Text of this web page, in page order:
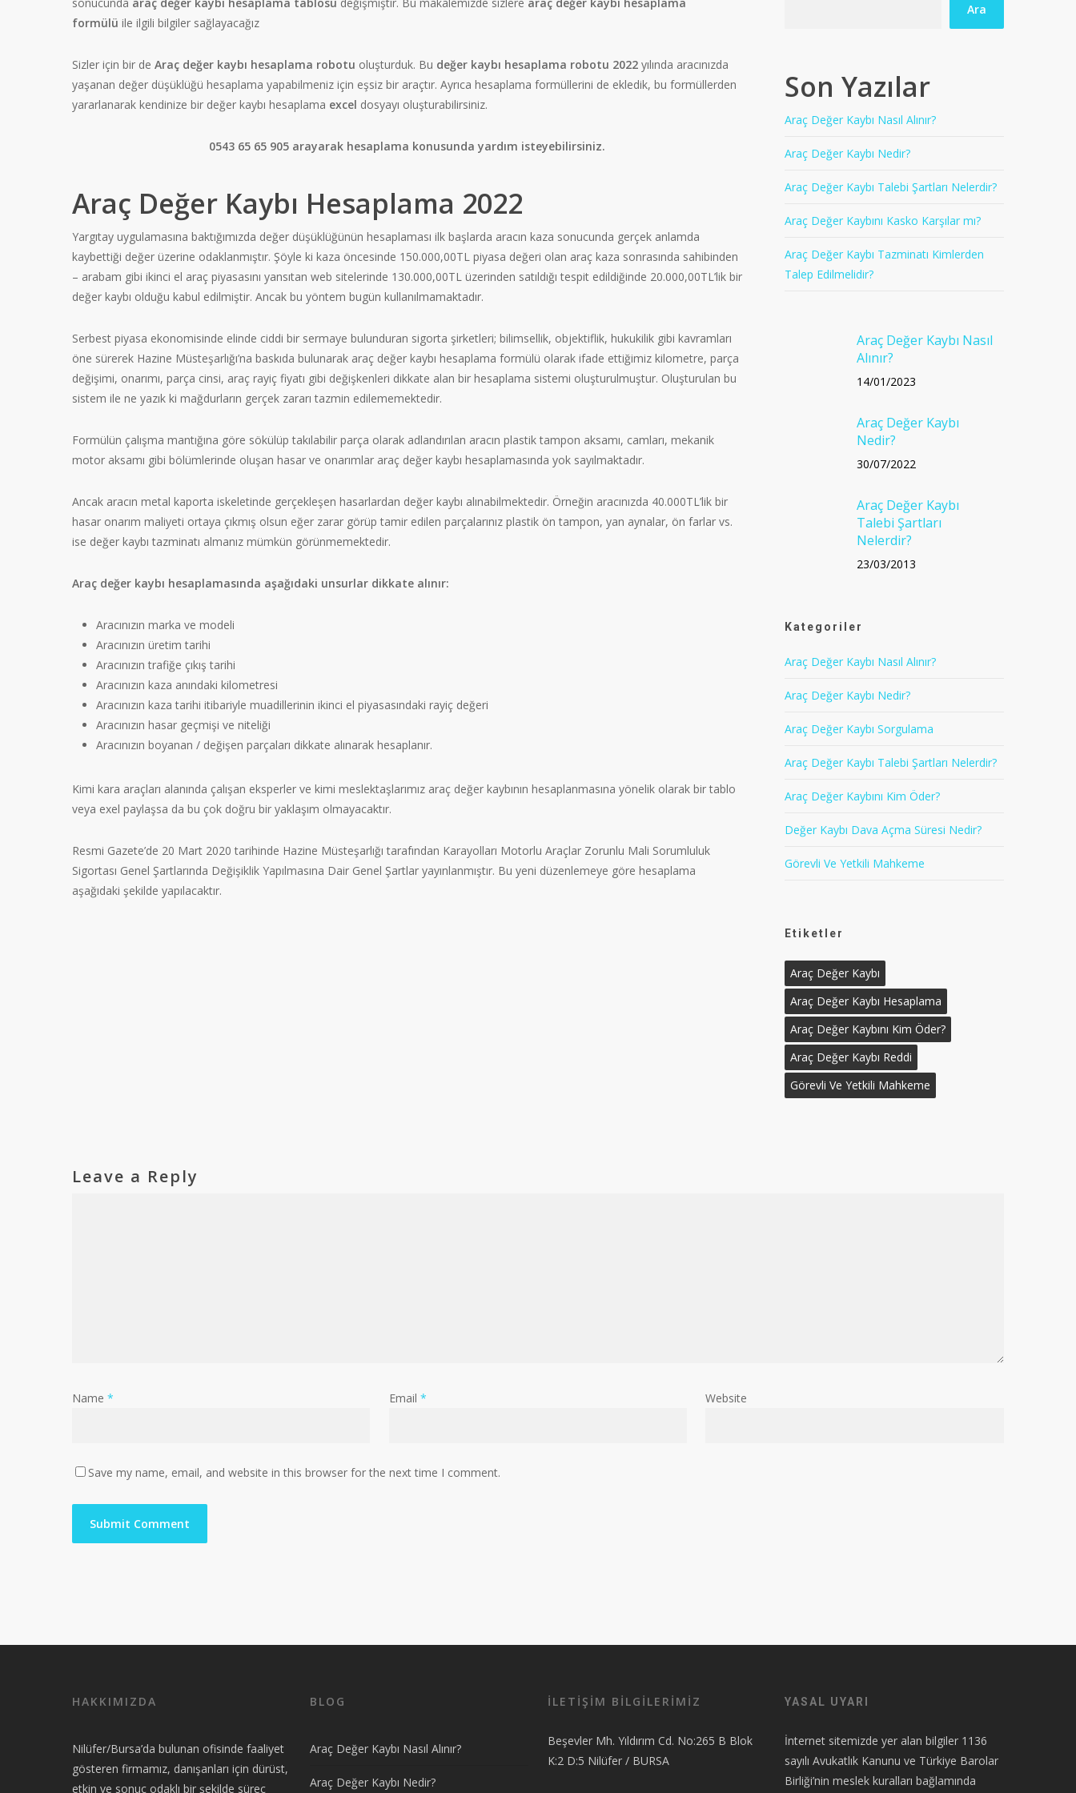
formülü ile ilgili bilgiler sağlayacağız
Sizler için bir de Araç değer kaybı hesaplama robotu oluşturduk. Bu değer kaybı hesaplama robotu 2022 yılında aracınızda
yaşanan değer düşüklüğü hesaplama yapabilmeniz için eşsiz bir araçtır. Ayrıca hesaplama formüllerini de ekledik, bu formüllerden
yararlanarak kendinize bir değer kaybı hesaplama excel dosyayı oluşturabilirsiniz.
0543 65 65 905 arayarak hesaplama konusunda yardım isteyebilirsiniz.
Araç Değer Kaybı Hesaplama 2022
Yargıtay uygulamasına baktığımızda değer düşüklüğünün hesaplaması ilk başlarda aracın kaza sonucunda gerçek anlamda
kaybettiği değer üzerine odaklanmıştır. Şöyle ki kaza öncesinde 150.000,00TL piyasa değeri olan araç kaza sonrasında sahibinden
– arabam gibi ikinci el araç piyasasını yansıtan web sitelerinde 130.000,00TL üzerinden satıldığı tespit edildiğinde 20.000,00TL’lik bir
değer kaybı olduğu kabul edilmiştir. Ancak bu yöntem bugün kullanılmamaktadır.
Serbest piyasa ekonomisinde elinde ciddi bir sermaye bulunduran sigorta şirketleri; bilimsellik, objektiflik, hukukilik gibi kavramları
öne sürerek Hazine Müsteşarlığı’na baskıda bulunarak araç değer kaybı hesaplama formülü olarak ifade ettiğimiz kilometre, parça
değişimi, onarımı, parça cinsi, araç rayiç fiyatı gibi değişkenleri dikkate alan bir hesaplama sistemi oluşturulmuştur. Oluşturulan bu
sistem ile ne yazık ki mağdurların gerçek zararı tazmin edilememektedir.
Formülün çalışma mantığına göre sökülüp takılabilir parça olarak adlandırılan aracın plastik tampon aksamı, camları, mekanik
motor aksamı gibi bölümlerinde oluşan hasar ve onarımlar araç değer kaybı hesaplamasında yok sayılmaktadır.
Ancak aracın metal kaporta iskeletinde gerçekleşen hasarlardan değer kaybı alınabilmektedir. Örneğin aracınızda 40.000TL’lik bir
hasar onarım maliyeti ortaya çıkmış olsun eğer zarar görüp tamir edilen parçalarınız plastik ön tampon, yan aynalar, ön farlar vs.
ise değer kaybı tazminatı almanız mümkün görünmemektedir.
Araç değer kaybı hesaplamasında aşağıdaki unsurlar dikkate alınır:
Aracınızın marka ve modeli
Aracınızın üretim tarihi
Aracınızın trafiğe çıkış tarihi
Aracınızın kaza anındaki kilometresi
Aracınızın kaza tarihi itibariyle muadillerinin ikinci el piyasasındaki rayiç değeri
Aracınızın hasar geçmişi ve niteliği
Aracınızın boyanan / değişen parçaları dikkate alınarak hesaplanır.
Kimi kara araçları alanında çalışan eksperler ve kimi meslektaşlarımız araç değer kaybının hesaplanmasına yönelik olarak bir tablo
veya exel paylaşsa da bu çok doğru bir yaklaşım olmayacaktır.
Resmi Gazete’de 20 Mart 2020 tarihinde Hazine Müsteşarlığı tarafından Karayolları Motorlu Araçlar Zorunlu Mali Sorumluluk
Sigortası Genel Şartlarında Değişiklik Yapılmasına Dair Genel Şartlar yayınlanmıştır. Bu yeni düzenlemeye göre hesaplama
aşağıdaki şekilde yapılacaktır.
Ara
Son Yazılar
Araç Değer Kaybı Nasıl Alınır?
Araç Değer Kaybı Nedir?
Araç Değer Kaybı Talebi Şartları Nelerdir?
Araç Değer Kaybını Kasko Karşılar mı?
Araç Değer Kaybı Tazminatı Kimlerden
Talep Edilmelidir?
Araç Değer Kaybı Nasıl
Alınır?
14/01/2023
Araç Değer Kaybı
Nedir?
30/07/2022
Araç Değer Kaybı
Talebi Şartları
Nelerdir?
23/03/2013
Kategoriler
Araç Değer Kaybı Nasıl Alınır?
Araç Değer Kaybı Nedir?
Araç Değer Kaybı Sorgulama
Araç Değer Kaybı Talebi Şartları Nelerdir?
Araç Değer Kaybını Kim Öder?
Değer Kaybı Dava Açma Süresi Nedir?
Görevli Ve Yetkili Mahkeme
Etiketler
Araç Değer Kaybı
Araç Değer Kaybı Hesaplama
Araç Değer Kaybını Kim Öder?
Araç Değer Kaybı Reddi
Görevli Ve Yetkili Mahkeme
Leave a Reply
Name * Email * Website
Save my name, email, and website in this browser for the next time I comment.
HAKKIMIZDA
Nilüfer/Bursa’da bulunan ofisinde faaliyet
gösteren firmamız, danışanları için dürüst,
etkin ve sonuç odaklı bir şekilde süreç
BLOG
Araç Değer Kaybı Nasıl Alınır?
Araç Değer Kaybı Nedir?
İLETİŞİM BİLGİLERİMİZ
Beşevler Mh. Yıldırım Cd. No:265 B Blok
K:2 D:5 Nilüfer / BURSA
YASAL UYARI
İnternet sitemizde yer alan bilgiler 1136
sayılı Avukatlık Kanunu ve Türkiye Barolar
Birliği’nin meslek kuralları bağlamında